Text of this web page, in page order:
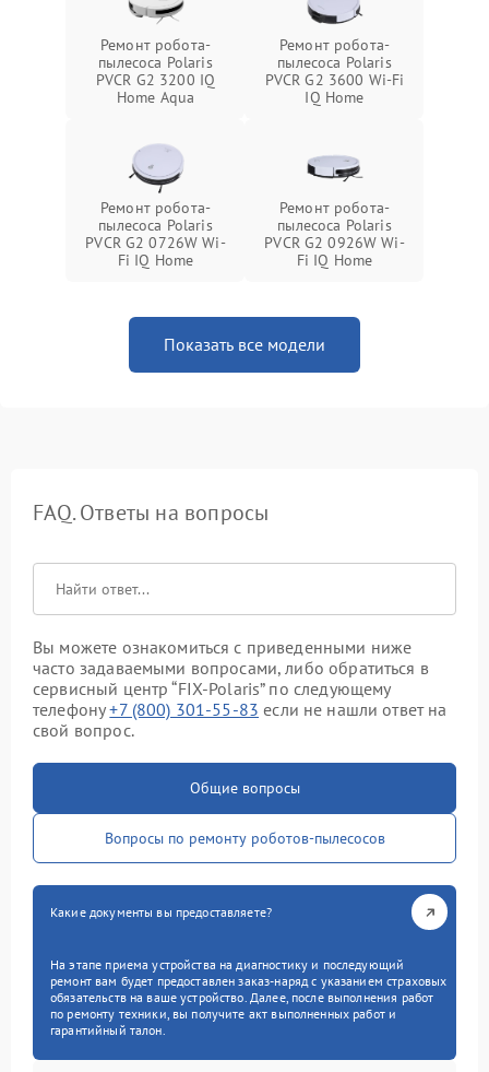
Ремонт робота-
пылесоса Polaris
PVCR G2 3200 IQ
Home Aqua
Ремонт робота-
пылесоса Polaris
PVCR G2 3600 Wi-Fi
IQ Home
Ремонт робота-
пылесоса Polaris
PVCR G2 0726W Wi-
Fi IQ Home
Ремонт робота-
пылесоса Polaris
PVCR G2 0926W Wi-
Fi IQ Home
Показать все модели
FAQ. Ответы на вопросы
Вы можете ознакомиться с приведенными ниже
часто задаваемыми вопросами, либо обратиться в
сервисный центр “FIX-Polaris” по следующему
телефону+7 (800) 301-55-83 если не нашли ответ на
свой вопрос.
Общие вопросы
Вопросы по ремонту роботов-пылесосов
Какие документы вы предоставляете?
На этапе приема устройства на диагностику и последующий
ремонт вам будет предоставлен заказ-наряд с указанием страховых
обязательств на ваше устройство. Далее, после выполнения работ
по ремонту техники, вы получите акт выполненных работ и
гарантийный талон.